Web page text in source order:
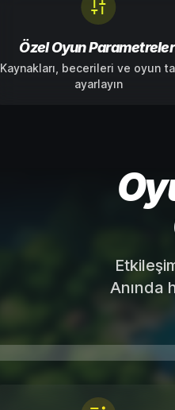
Özel Oyun
Kaynakları, becerileri ve oyun
ayarlayın
Anında